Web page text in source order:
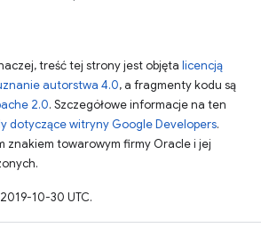
treść tej strony jest objęta licencją
autorstwa 4.0, a fragmenty kodu są
2.0. Szczegółowe informacje na ten
dotyczące witryny Google Developers.
znakiem towarowym firmy Oracle i jej
10-30 UTC.